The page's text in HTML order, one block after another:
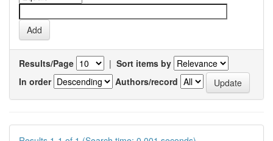
Results/Page | Sort items by
In order
Authors/record